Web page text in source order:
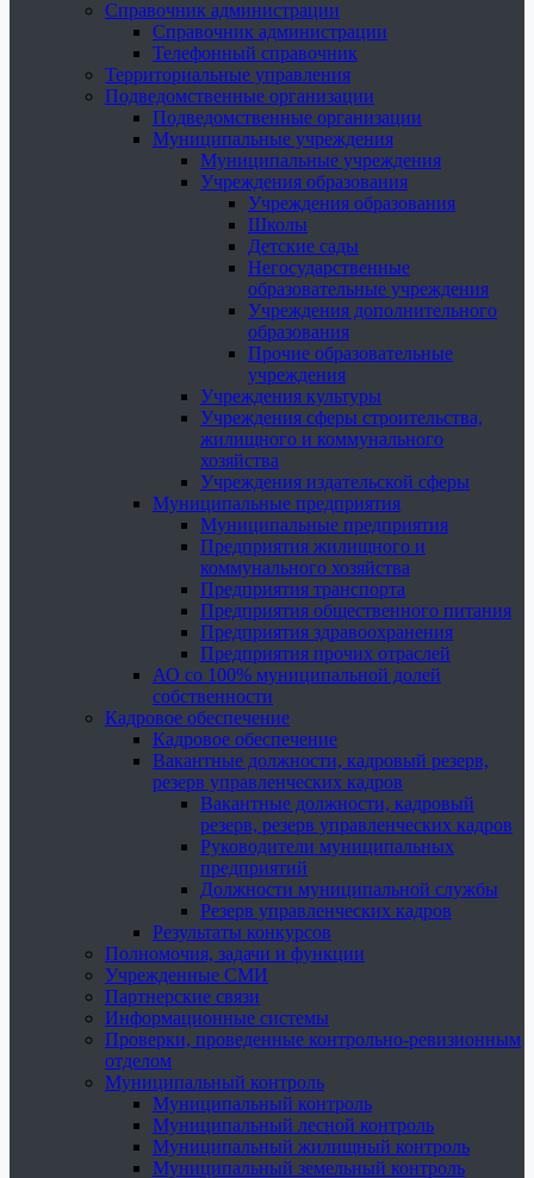
Справочник администрации
Справочник администрации
Телефонный справочник
Территориальные управления
Подведомственные организации
Подведомственные организации
Муниципальные учреждения
Муниципальные учреждения
Учреждения образования
Учреждения образования
Школы
Детские сады
Негосударственные
образовательные учреждения
Учреждения дополнительного
образования
Прочие образовательные
учреждения
Учреждения культуры
Учреждения сферы строительства,
жилищного и коммунального
хозяйства
Учреждения издательской сферы
Муниципальные предприятия
Муниципальные предприятия
Предприятия жилищного и
коммунального хозяйства
Предприятия транспорта
Предприятия общественного питания
Предприятия здравоохранения
Предприятия прочих отраслей
АО со 100% муниципальной долей
собственности
Кадровое обеспечение
Кадровое обеспечение
Вакантные должности, кадровый резерв,
резерв управленческих кадров
Вакантные должности, кадровый
резерв, резерв управленческих кадров
Руководители муниципальных
предприятий
Должности муниципальной службы
Резерв управленческих кадров
Результаты конкурсов
Полномочия, задачи и функции
Учрежденные СМИ
Партнерские связи
Информационные системы
Проверки, проведенные контрольно-ревизионным
отделом
Муниципальный контроль
Муниципальный контроль
Муниципальный лесной контроль
Муниципальный жилищный контроль
Муниципальный земельный контроль